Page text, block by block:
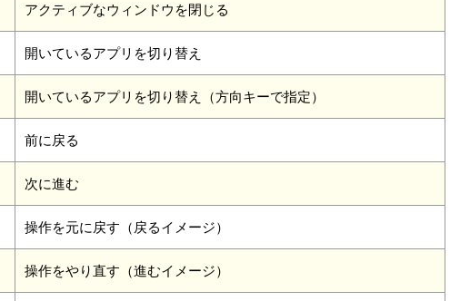
アクティブなウィンドウを閉じる
開いているアプリを切り替え
開いているアプリを切り替え（方向キーで指定）
前に戻る
次に進む
操作を元に戻す（戻るイメージ）
操作をやり直す（進むイメージ）